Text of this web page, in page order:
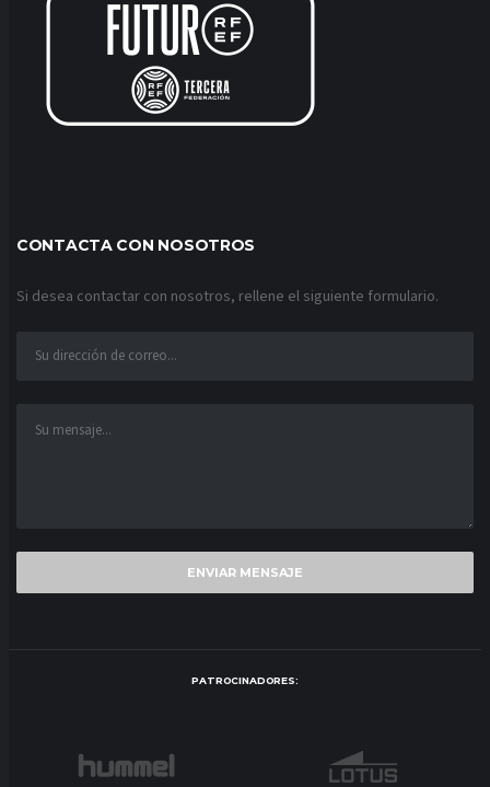
CONTACTA CON NOSOTROS
Si desea contactar con nosotros, rellene el siguiente formulario.
PATROCINADORES: